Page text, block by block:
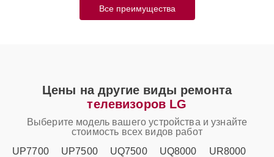
Все преимущества
Цены на другие виды ремонта
телевизоров LG
Выберите модель вашего устройства и узнайте
стоимость всех видов работ
UP7700
UP7500 UQ7500 UQ8000
UR8000